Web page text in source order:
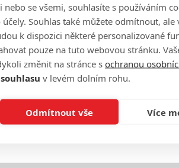
se všemi, souhlasíte s používáním
Souhlas také můžete odmítnout, ale
k dispozici některé personalizované
pouze na tuto webovou stránku.
změnit na stránce sochranou
v levém dolním rohu.
Odmítnout vše Více